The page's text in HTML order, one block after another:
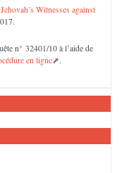
Witnesses against
n° 32401/10 à l’aide de
en ligne .